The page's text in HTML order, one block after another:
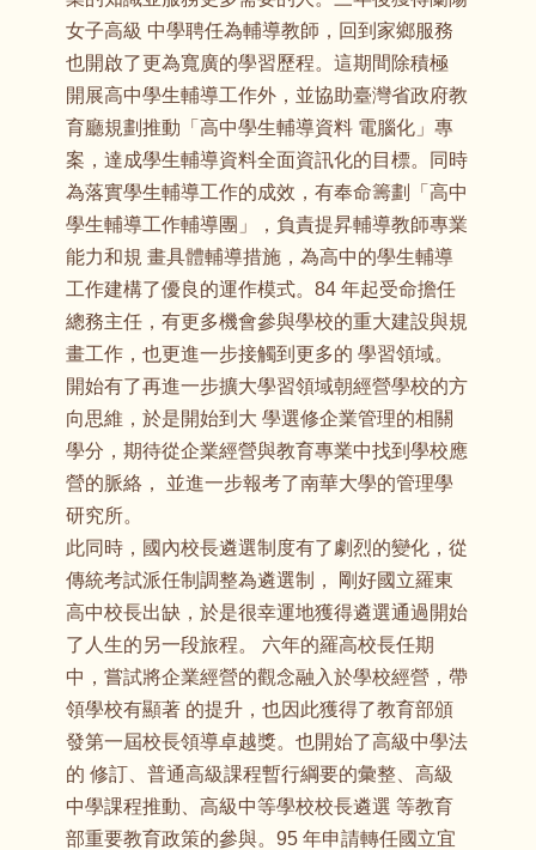
女子高級 中學聘任為輔導教師，回到家鄉服務
也開啟了更為寬廣的學習歷程。這期間除積極
開展高中學生輔導工作外，並協助臺灣省政府教
育廳規劃推動「高中學生輔導資料 電腦化」專
案，達成學生輔導資料全面資訊化的目標。同時
為落實學生輔導工作的成效，有奉命籌劃「高中
學生輔導工作輔導團」，負責提昇輔導教師專業
能力和規 畫具體輔導措施，為高中的學生輔導
工作建構了優良的運作模式。84 年起受命擔任
總務主任，有更多機會參與學校的重大建設與規
畫工作，也更進一步接觸到更多的 學習領域。
開始有了再進一步擴大學習領域朝經營學校的方
向思維，於是開始到大 學選修企業管理的相關
學分，期待從企業經營與教育專業中找到學校應
營的脈絡， 並進一步報考了南華大學的管理學
研究所。
此同時，國內校長遴選制度有了劇烈的變化，從
傳統考試派任制調整為遴選制， 剛好國立羅東
高中校長出缺，於是很幸運地獲得遴選通過開始
了人生的另一段旅程。 六年的羅高校長任期
中，嘗試將企業經營的觀念融入於學校經營，帶
領學校有顯著 的提升，也因此獲得了教育部頒
發第一屆校長領導卓越獎。也開始了高級中學法
的 修訂、普通高級課程暫行綱要的彙整、高級
中學課程推動、高級中等學校校長遴選 等教育
部重要教育政策的參與。95 年申請轉任國立宜